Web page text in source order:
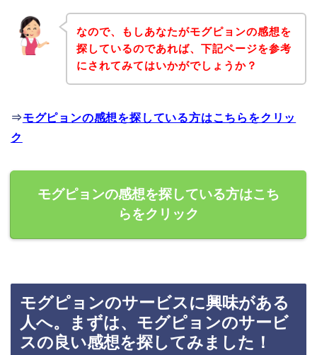
なので、もしあなたがモグピョンの感想を
探しているのであれば、下記ページを参考
にされてみてはいかがでしょうか？
⇒モグピョンの感想を探している方はこちらをクリッ
ク
モグピョンの感想を探している方はこち
らをクリック
モグピョンのサービスに興味がある
人へ。まずは、モグピョンのサービ
スの良い感想を探してみました！